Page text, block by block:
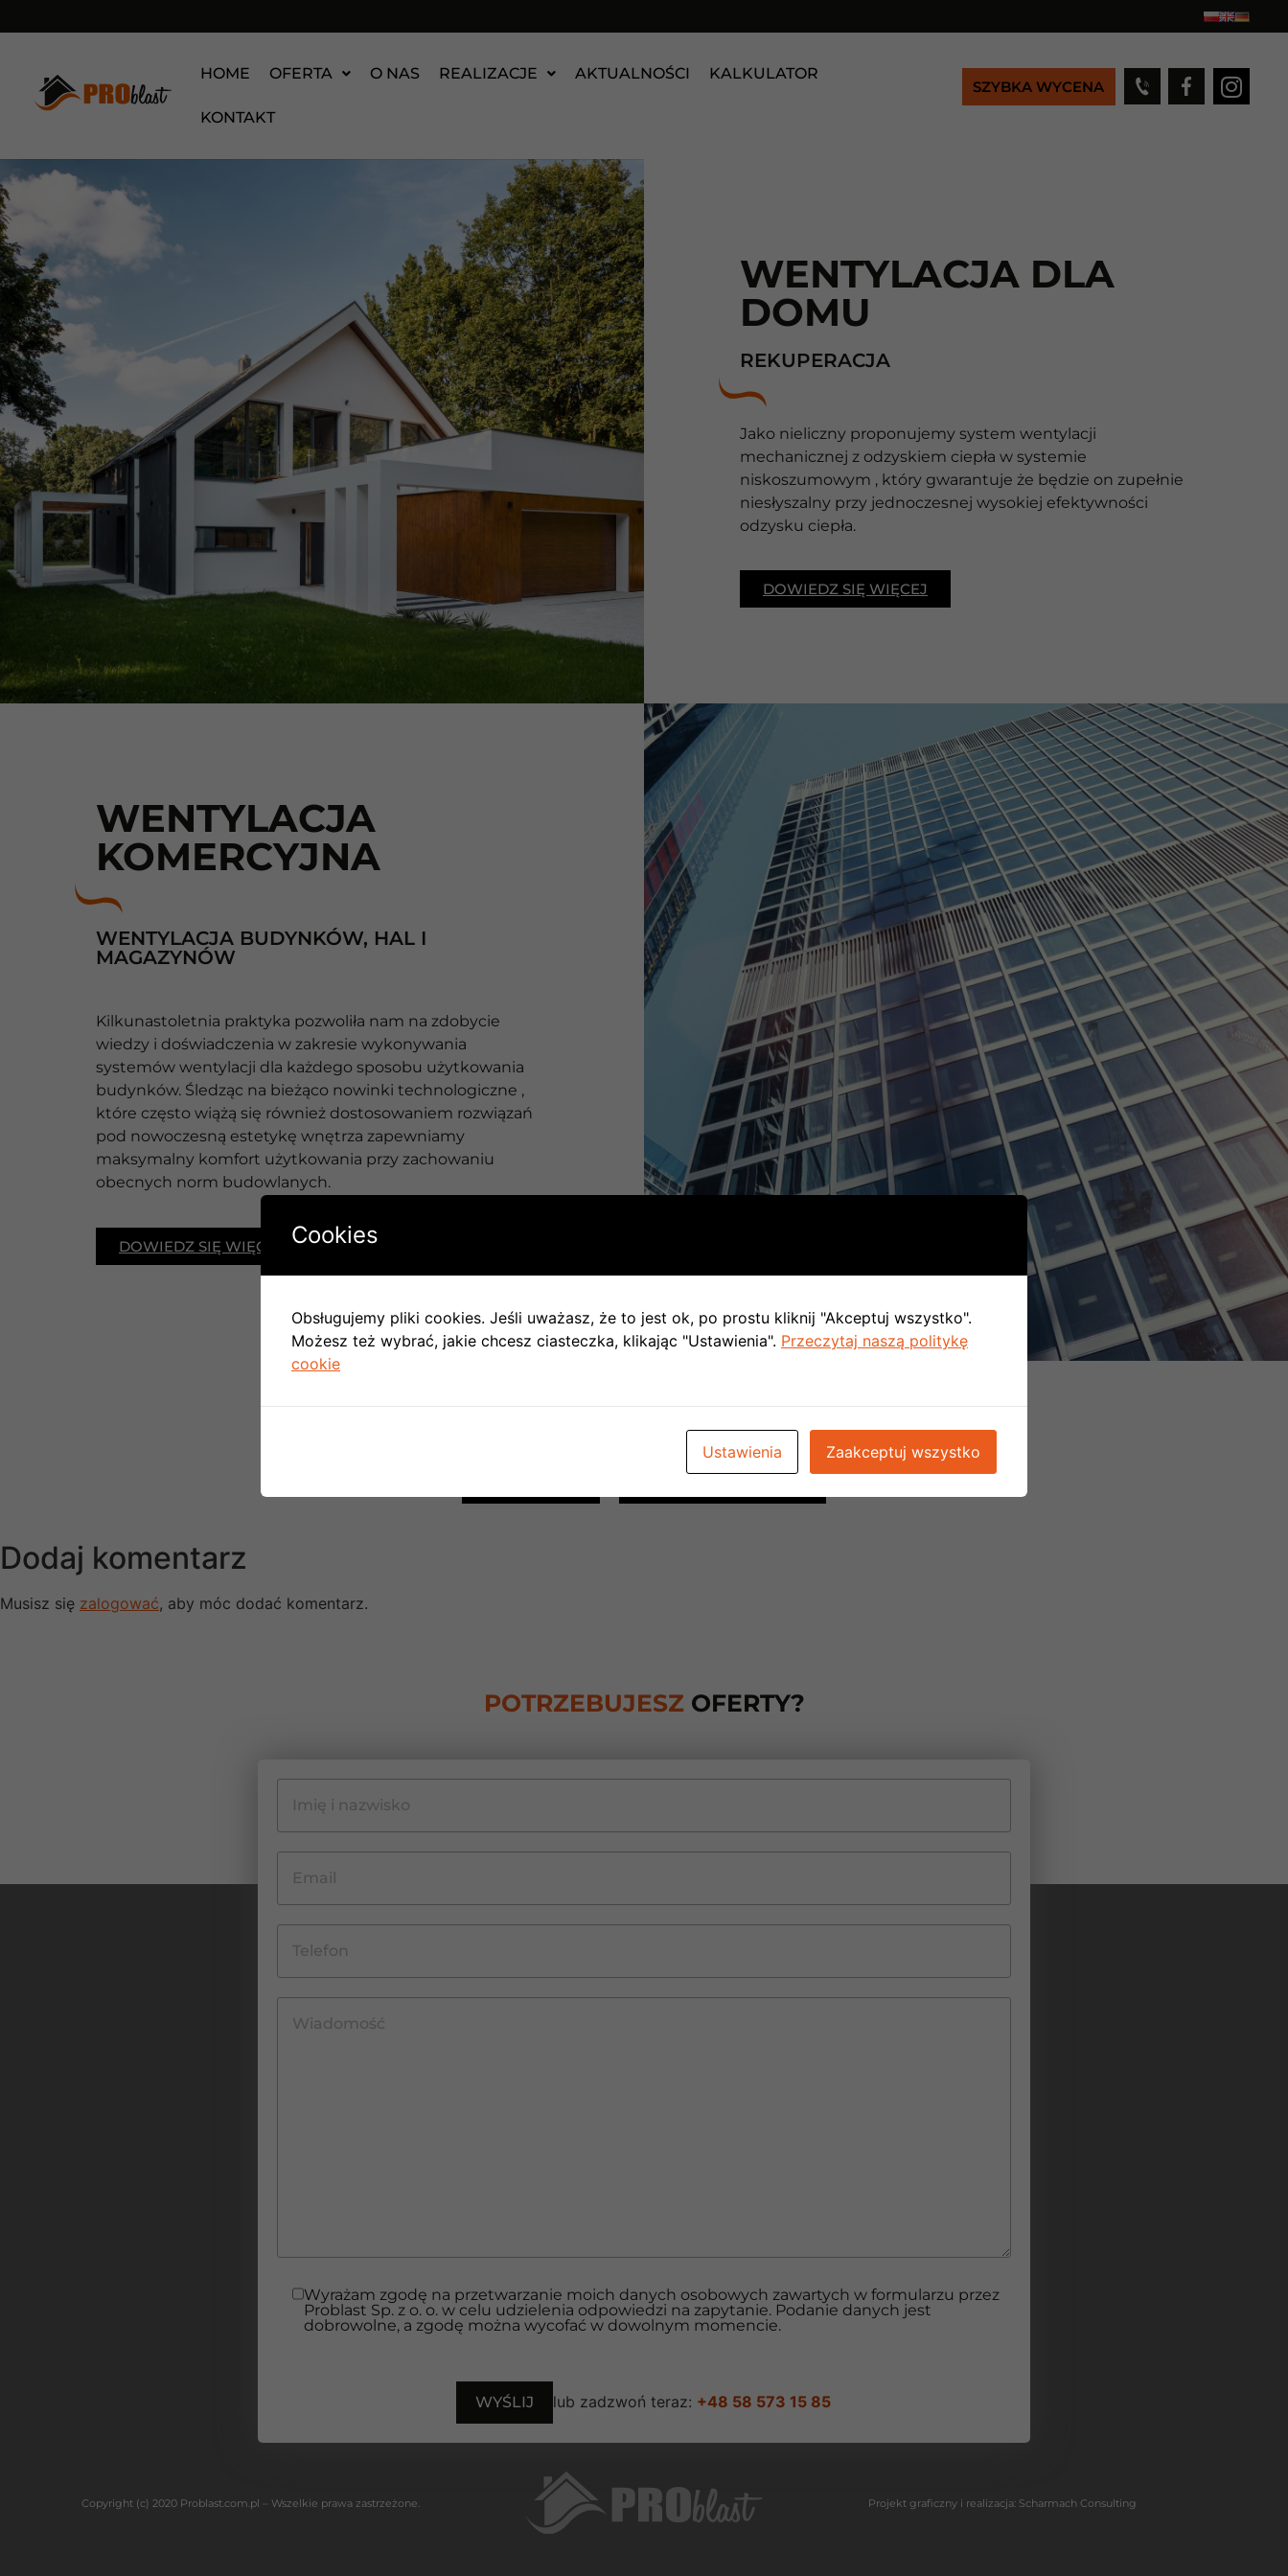
HOME OFERTA O NAS REALIZACJE AKTUALNOŚCI KALKULATOR
KONTAKT
SZYBKA WYCENA
WENTYLACJA DLA
DOMU
REKUPERACJA
Jako nieliczny proponujemy system wentylacji
mechanicznej z odzyskiem ciepła w systemie
niskoszumowym , który gwarantuje że będzie on zupełnie
niesłyszalny przy jednoczesnej wysokiej efektywności
odzysku ciepła.
DOWIEDZ SIĘ WIĘCEJ
WENTYLACJA
KOMERCYJNA
WENTYLACJA BUDYNKÓW, HAL I
MAGAZYNÓW
Kilkunastoletnia praktyka pozwoliła nam na zdobycie
wiedzy i doświadczenia w zakresie wykonywania
systemów wentylacji dla każdego sposobu użytkowania
budynków. Śledząc na bieżąco nowinki technologiczne ,
które często wiążą się również dostosowaniem rozwiązań
pod nowoczesną estetykę wnętrza zapewniamy
maksymalny komfort użytkowania przy zachowaniu
obecnych norm budowlanych.
DOWIEDZ SIĘ WIĘCEJ
Dodaj komentarz
Musisz się zalogować, aby móc dodać komentarz.
POTRZEBUJESZ OFERTY?
Wyrażam zgodę na przetwarzanie moich danych osobowych zawartych w formularzu przez
Problast Sp. z o. o. w celu udzielenia odpowiedzi na zapytanie. Podanie danych jest
dobrowolne, a zgodę można wycofać w dowolnym momencie.
lub zadzwoń teraz: +48 58 573 15 85
Copyright (c) 2020 Problast.com.pl – Wszelkie prawa zastrzeżone. Projekt graficzny i realizacja: Scharmach Consulting
Cookies
Obsługujemy pliki cookies. Jeśli uważasz, że to jest ok, po prostu kliknij "Akceptuj wszystko".
Możesz też wybrać, jakie chcesz ciasteczka, klikając "Ustawienia". Przeczytaj naszą politykę
cookie
Ustawienia Zaakceptuj wszystko